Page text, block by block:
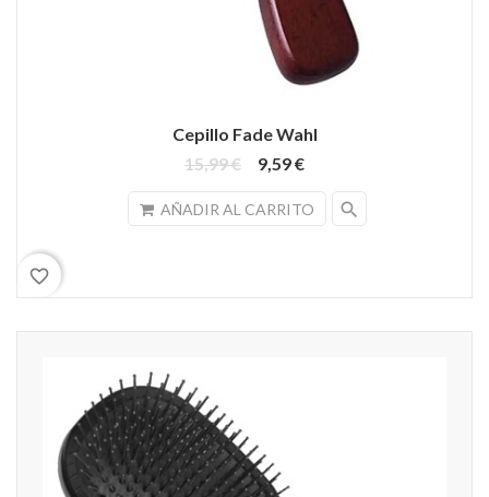
Cepillo Fade Wahl
15,99 €
9,59 €
AÑADIR AL CARRITO search
favorite_border